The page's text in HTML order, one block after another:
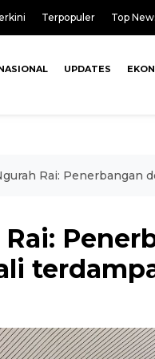
Terpopuler Top
UPDATES
Rai: